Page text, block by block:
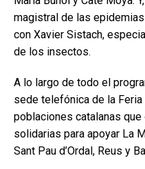
magistral de las
con Xavier Sistach,
de los insectos.
A lo largo de todo el
sede telefónica de la
poblaciones catalanas
solidarias para apoyar La
Sant Pau d’Ordal, Reus y